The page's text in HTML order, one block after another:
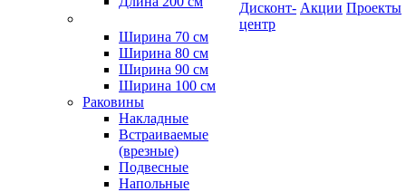
Ширина 70 см
Ширина 80 см
Ширина 90 см
Ширина 100 см
Раковины
Накладные
Встраиваемые
(врезные)
Подвесные
Напольные
Дисконт-
центр
Акции Проекты